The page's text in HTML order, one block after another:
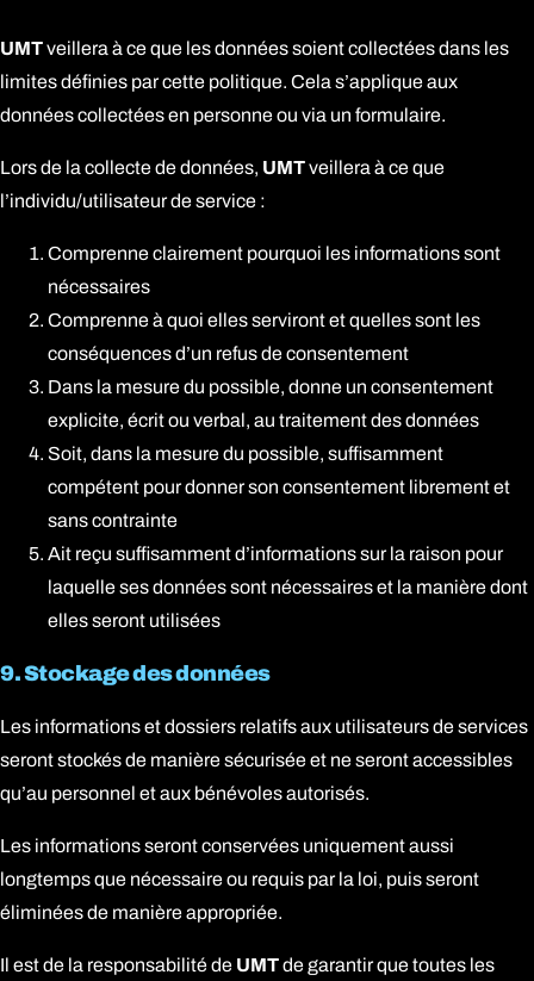
UMTveillera à ce que les données soient collectées dans les
limites définies par cette politique. Cela s’applique aux
données collectées en personne ou via un formulaire.
Lors de la collecte de données, UMTveillera à ce que
l’individu/utilisateur de service :
Comprenne clairement pourquoi les informations sont
nécessaires
Comprenne à quoi elles serviront et quelles sont les
conséquences d’un refus de consentement
Dans la mesure du possible, donne un consentement
explicite, écrit ou verbal, au traitement des données
Soit, dans la mesure du possible, suffisamment
compétent pour donner son consentement librement et
sans contrainte
Ait reçu suffisamment d’informations sur la raison pour
laquelle ses données sont nécessaires et la manière dont
elles seront utilisées
9. Stockage des données
Les informations et dossiers relatifs aux utilisateurs de services
seront stockés de manière sécurisée et ne seront accessibles
qu’au personnel et aux bénévoles autorisés.
Les informations seront conservées uniquement aussi
longtemps que nécessaire ou requis par la loi, puis seront
éliminées de manière appropriée.
Il est de la responsabilité de UMTde garantir que toutes les